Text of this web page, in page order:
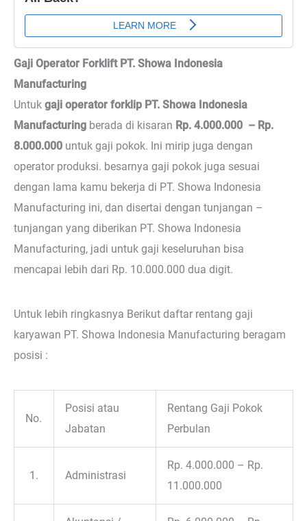
Gaji Operator Forklift PT. Showa Indonesia
Manufacturing
Untuk gaji operator forklip PT. Showa Indonesia
Manufacturing berada di kisaran Rp. 4.000.000 – Rp.
8.000.000 untuk gaji pokok. Ini mirip juga dengan
operator produksi. besarnya gaji pokok juga sesuai
dengan lama kamu bekerja di PT. Showa Indonesia
Manufacturing ini, dan disertai dengan tunjangan –
tunjangan yang diberikan PT. Showa Indonesia
Manufacturing, jadi untuk gaji keseluruhan bisa
mencapai lebih dari Rp. 10.000.000 dua digit.
Untuk lebih ringkasnya Berikut daftar rentang gaji
karyawan PT. Showa Indonesia Manufacturing beragam
posisi :
No.
Posisi atau
Jabatan
Rentang Gaji Pokok
Perbulan
1. Administrasi
Rp. 4.000.000 – Rp.
11.000.000